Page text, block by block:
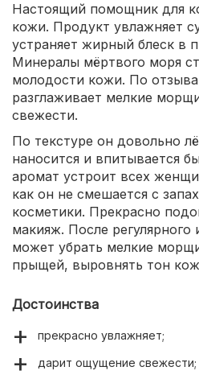
Настоящий помощник для
кожи. Продукт увлажняет
устраняет жирный блеск в
Минералы мёртвого моря
молодости кожи. По
разглаживает мелкие
свежести.
По текстуре он довольно
наносится и впитывается
аромат устроит всех
как он не смешается с
косметики. Прекрасно
макияж. После регулярного
может убрать мелкие
прыщей, выровнять тон
Достоинства
прекрасно увлажняет;
дарит ощущение свежести;